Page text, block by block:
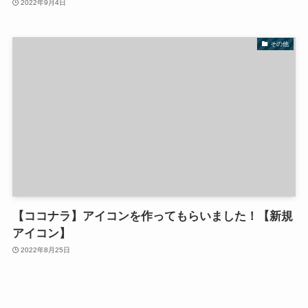
2022年9月4日
その他
【ココナラ】アイコンを作ってもらいました！【新規
アイコン】
2022年8月25日